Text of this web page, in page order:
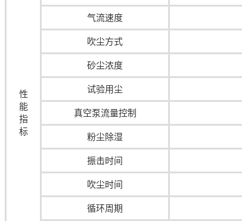
性
能
指
标
气流速度
吹尘方式
砂尘浓度
试验用尘
真空泵流量控制
粉尘除湿
振击时间
吹尘时间
循环周期